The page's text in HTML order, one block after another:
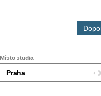
Místo studia